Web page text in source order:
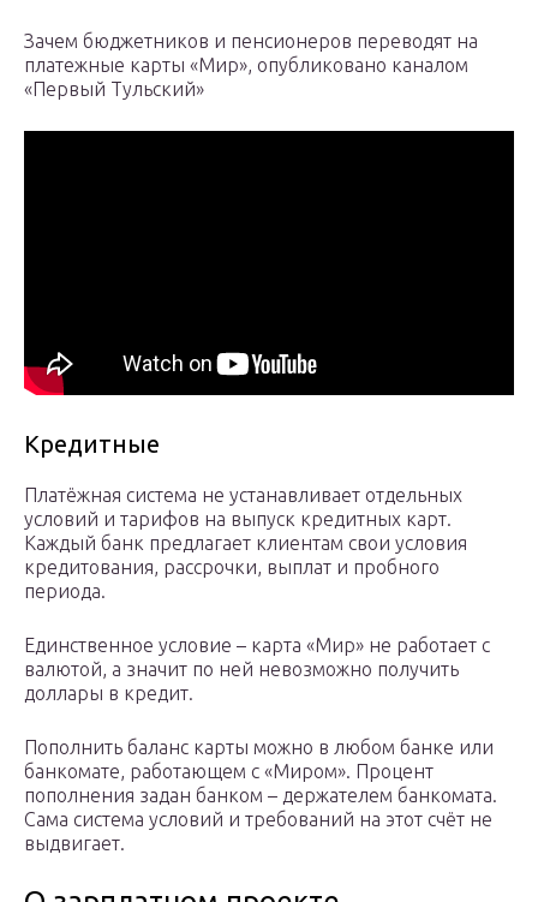
Зачем бюджетников и пенсионеров переводят на
платежные карты «Мир», опубликовано каналом
«Первый Тульский»
Кредитные
Платёжная система не устанавливает отдельных
условий и тарифов на выпуск кредитных карт.
Каждый банк предлагает клиентам свои условия
кредитования, рассрочки, выплат и пробного
периода.
Единственное условие – карта «Мир» не работает с
валютой, а значит по ней невозможно получить
доллары в кредит.
Пополнить баланс карты можно в любом банке или
банкомате, работающем с «Миром». Процент
пополнения задан банком – держателем банкомата.
Сама система условий и требований на этот счёт не
выдвигает.